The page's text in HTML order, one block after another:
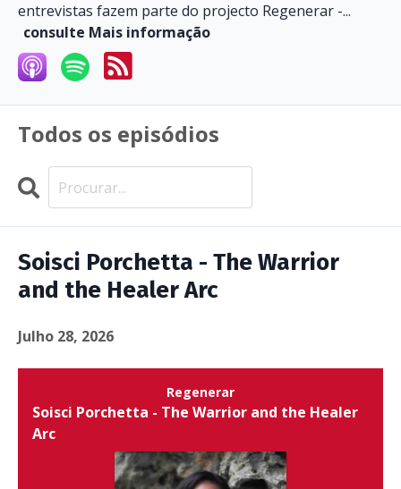
entrevistas fazem parte do projecto Regenerar -...
consulte Mais informação
Todos os episódios
Search
Soisci Porchetta - The Warrior
and the Healer Arc
Julho 28, 2026